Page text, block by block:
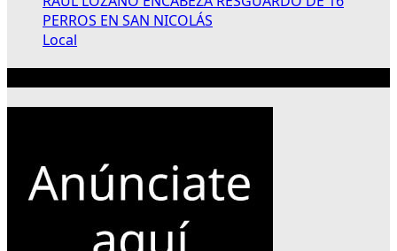
PERROS EN SAN NICOLÁS
Local